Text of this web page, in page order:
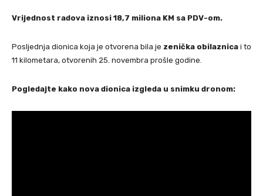
Vrijednost radova iznosi 18,7 miliona KM sa PDV-om.
Posljednja dionica koja je otvorena bila je zenička obilaznica i to
11 kilometara, otvorenih 25. novembra prošle godine.
Pogledajte kako nova dionica izgleda u snimku dronom: